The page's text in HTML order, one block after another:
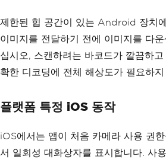
제한된 힙 공간이 있는 Android 장치
이미지를 전달하기 전에 이미지를 다
십시오, 스캔하려는 바코드가 깔끔하
확한 디코딩에 전체 해상도가 필요하지
플랫폼 특정 iOS 동작
iOS에서는 앱이 처음 카메라 사용 권
서 일회성 대화상자를 표시합니다. 사